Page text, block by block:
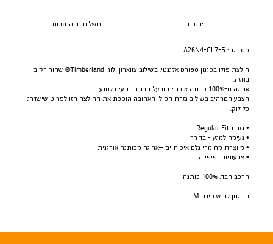
פרטים משלוחים והחזרות
מס דגם: A26N4-CL7-S
חולצת פולו בסגנון ספורט אלגנטי, בשילוב צווארון ולוגו Timberland® שחור רקום
בחזה.
ארוגה מ-100% כותנה אורגנית ובעלת בד רך ונעים למגע.
הצבע המרהיב בשילוב גזרת הפולו האהובה הופכת את החולצה הזו לפריט שישדרג
כל לוק.
• גזרת Regular Fit
• נעימה למגע - בד רך
• מיוצרת מחומרי גלם איכותיים –ארוגה מכותנה אורגנית
• צבעוניות יפיפייה
הרכב הבד: 100% כותנה
הדוגמן לובש מידה M